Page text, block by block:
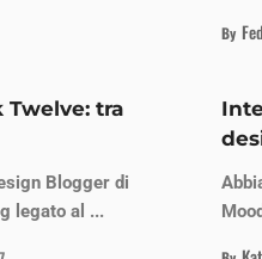
By
tra
Blogger di
legato al ...